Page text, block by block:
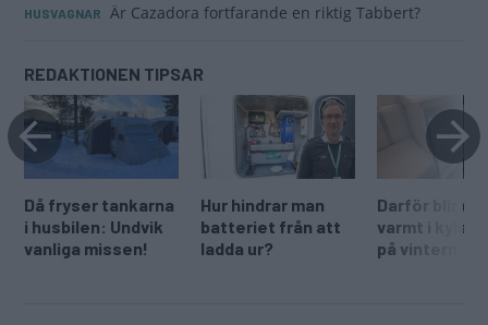
HUSVAGNAR Är Cazadora fortfarande en riktig Tabbert?
REDAKTIONEN TIPSAR
Då fryser tankarna
i husbilen: Undvik
vanliga missen!
Hur hindrar man
batteriet från att
ladda ur?
Darför blir det
varmt i
på vintern